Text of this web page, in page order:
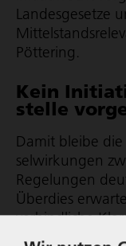
Landesgesetze
Pöttering.
Kein
stelle
Damit bleibe
sel­wir­kungen
Regelungen
Überdies
verbindliche
Clearingstelle